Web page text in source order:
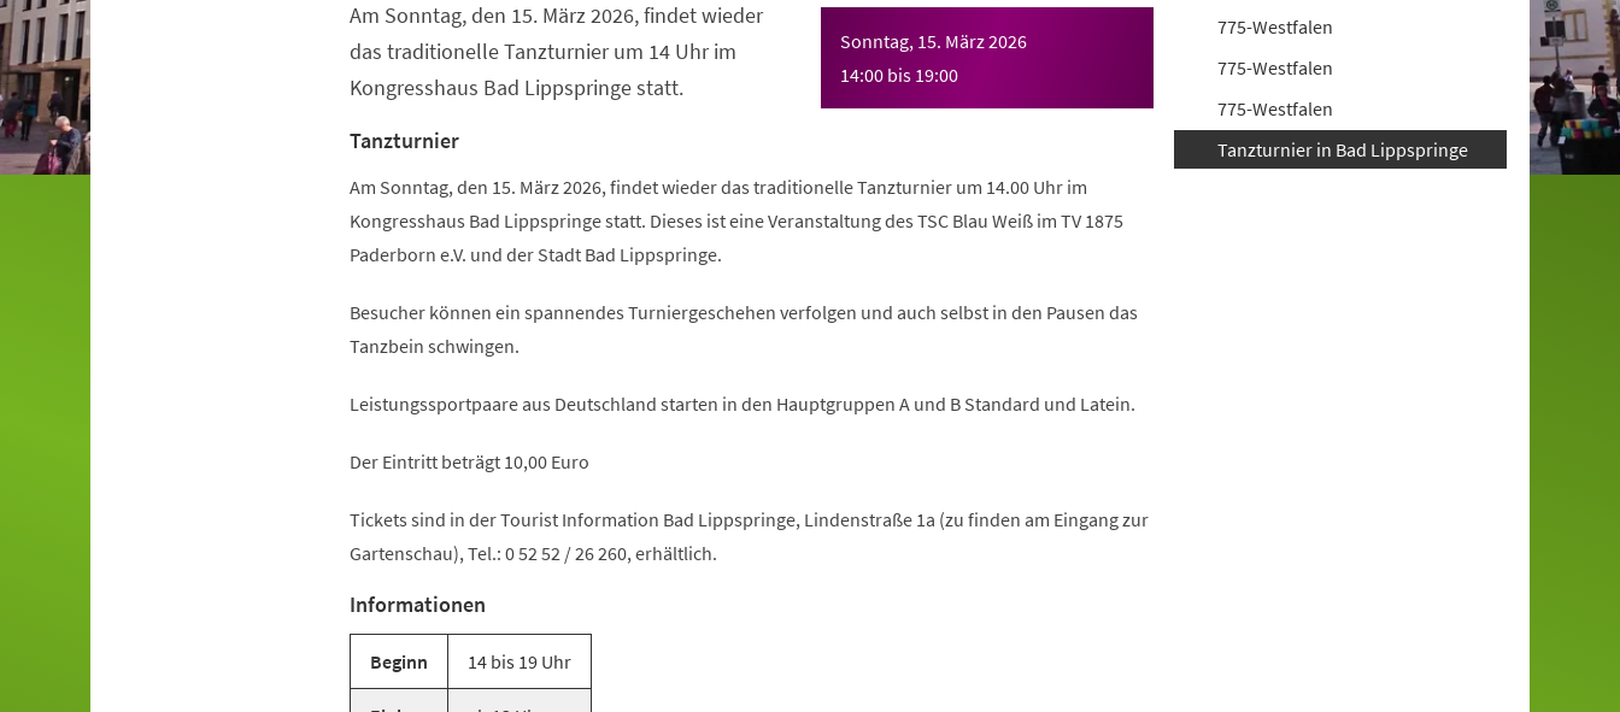
Sonntag, 15. März 2026
14:00 bis 19:00
Am Sonntag, den 15. März 2026, findet wieder
das traditionelle Tanzturnier um 14 Uhr im
Kongresshaus Bad Lippspringe statt.
Tanzturnier
Am Sonntag, den 15. März 2026, findet wieder das traditionelle Tanzturnier um 14.00 Uhr im
Kongresshaus Bad Lippspringe statt. Dieses ist eine Veranstaltung des TSC Blau Weiß im TV 1875
Paderborn e.V. und der Stadt Bad Lippspringe.
Besucher können ein spannendes Turniergeschehen verfolgen und auch selbst in den Pausen das
Tanzbein schwingen.
Leistungssportpaare aus Deutschland starten in den Hauptgruppen A und B Standard und Latein.
Der Eintritt beträgt 10,00 Euro
Tickets sind in der Tourist Information Bad Lippspringe, Lindenstraße 1a (zu finden am Eingang zur
Gartenschau), Tel.: 0 52 52 / 26 260, erhältlich.
Informationen
Beginn 14 bis 19 Uhr
775-Westfalen
775-Westfalen
775-Westfalen
Tanzturnier in Bad Lippspringe